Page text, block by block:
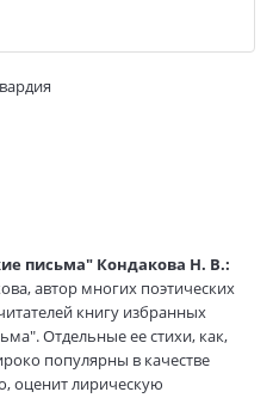
письма" Кондакова Н. В.:
автор многих поэтических
книгу избранных
Отдельные ее стихи, как,
популярны в качестве
оценит лирическую